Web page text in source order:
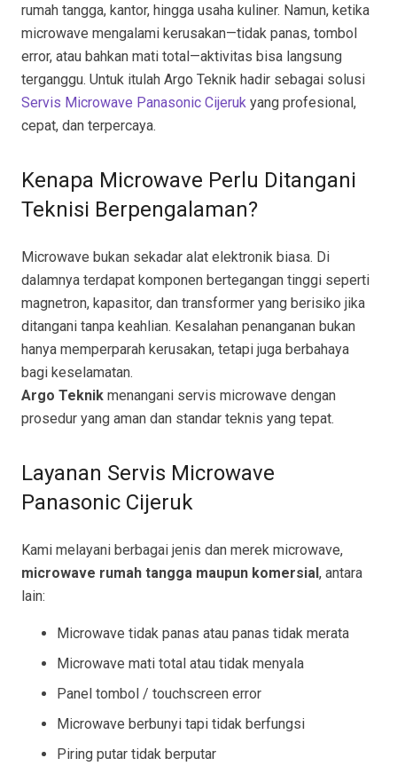
rumah tangga, kantor, hingga usaha kuliner. Namun, ketika
microwave mengalami kerusakan—tidak panas, tombol
error, atau bahkan mati total—aktivitas bisa langsung
terganggu. Untuk itulah Argo Teknik hadir sebagai solusi
Servis Microwave Panasonic Cijeruk yang profesional,
cepat, dan terpercaya.
Kenapa Microwave Perlu Ditangani
Teknisi Berpengalaman?
Microwave bukan sekadar alat elektronik biasa. Di
dalamnya terdapat komponen bertegangan tinggi seperti
magnetron, kapasitor, dan transformer yang berisiko jika
ditangani tanpa keahlian. Kesalahan penanganan bukan
hanya memperparah kerusakan, tetapi juga berbahaya
bagi keselamatan.
Argo Teknik menangani servis microwave dengan
prosedur yang aman dan standar teknis yang tepat.
Layanan Servis Microwave
Panasonic Cijeruk
Kami melayani berbagai jenis dan merek microwave,
microwave rumah tangga maupun komersial, antara
lain:
Microwave tidak panas atau panas tidak merata
Microwave mati total atau tidak menyala
Panel tombol / touchscreen error
Microwave berbunyi tapi tidak berfungsi
Piring putar tidak berputar